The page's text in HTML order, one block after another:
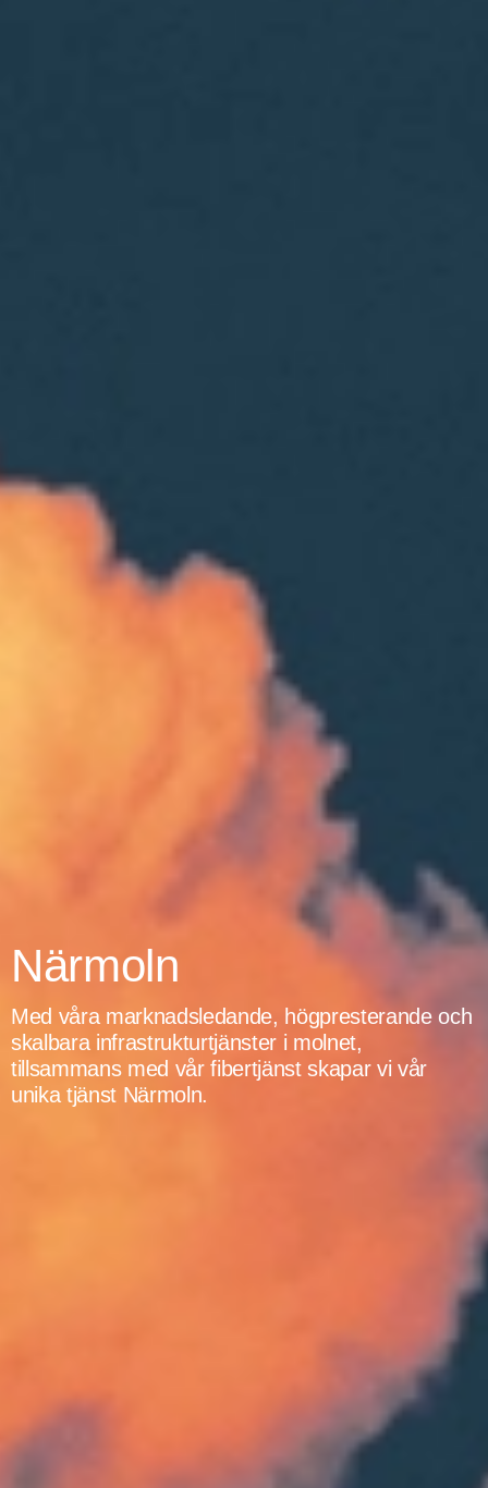
Närmoln
Med våra marknadsledande, högpresterande och
skalbara infrastrukturtjänster i molnet,
tillsammans med vår fibertjänst skapar vi vår
unika tjänst Närmoln.